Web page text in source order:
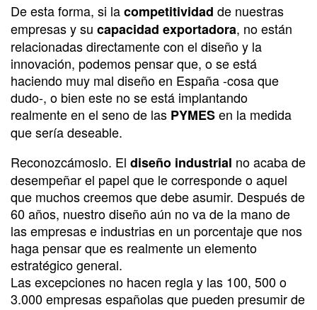
De esta forma, si lacompetitividad de nuestras
empresas y su capacidad exportadora, no están
relacionadas directamente con el diseño y la
innovación, podemos pensar que, o se está
haciendo muy mal diseño en España -cosa que
dudo-, o bien este no se está implantando
realmente en el seno de las PYMESen la medida
que sería deseable.
Reconozcámoslo. El diseño industrial no acaba de
desempeñar el papel que le corresponde o aquel
que muchos creemos que debe asumir. Después de
60 años, nuestro diseño aún no va de la mano de
las empresas e industrias en un porcentaje que nos
haga pensar que es realmente un elemento
estratégico general.
Las excepciones no hacen regla y las 100, 500 o
3.000 empresas españolas que pueden presumir de